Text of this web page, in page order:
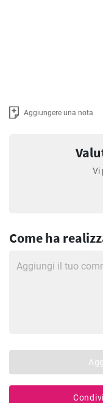
Aggiungere una nota
Vi
Come ha